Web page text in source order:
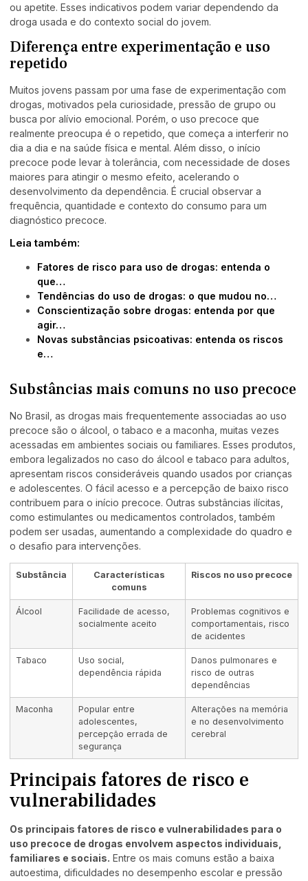
ou apetite. Esses indicativos podem variar dependendo da
droga usada e do contexto social do jovem.
Diferença entre experimentação e uso
repetido
Muitos jovens passam por uma fase de experimentação com
drogas, motivados pela curiosidade, pressão de grupo ou
busca por alívio emocional. Porém, o uso precoce que
realmente preocupa é o repetido, que começa a interferir no
dia a dia e na saúde física e mental. Além disso, o início
precoce pode levar à tolerância, com necessidade de doses
maiores para atingir o mesmo efeito, acelerando o
desenvolvimento da dependência. É crucial observar a
frequência, quantidade e contexto do consumo para um
diagnóstico precoce.
Leia também:
Fatores de risco para uso de drogas: entenda o
que…
Tendências do uso de drogas: o que mudou no…
Conscientização sobre drogas: entenda por que
agir…
Novas substâncias psicoativas: entenda os riscos
e…
Substâncias mais comuns no uso precoce
No Brasil, as drogas mais frequentemente associadas ao uso
precoce são o álcool, o tabaco e a maconha, muitas vezes
acessadas em ambientes sociais ou familiares. Esses produtos,
embora legalizados no caso do álcool e tabaco para adultos,
apresentam riscos consideráveis quando usados por crianças
e adolescentes. O fácil acesso e a percepção de baixo risco
contribuem para o início precoce. Outras substâncias ilícitas,
como estimulantes ou medicamentos controlados, também
podem ser usadas, aumentando a complexidade do quadro e
o desafio para intervenções.
Substância
Características
comuns
Riscos no uso precoce
Álcool
Facilidade de acesso,
socialmente aceito
Problemas cognitivos e
comportamentais, risco
de acidentes
Tabaco
Uso social,
dependência rápida
Danos pulmonares e
risco de outras
dependências
Maconha
Popular entre
adolescentes,
percepção errada de
segurança
Alterações na memória
e no desenvolvimento
cerebral
Principais fatores de risco e
vulnerabilidades
Os principais fatores de risco e vulnerabilidades para o
uso precoce de drogas envolvem aspectos individuais,
familiares e sociais. Entre os mais comuns estão a baixa
autoestima, dificuldades no desempenho escolar e pressão